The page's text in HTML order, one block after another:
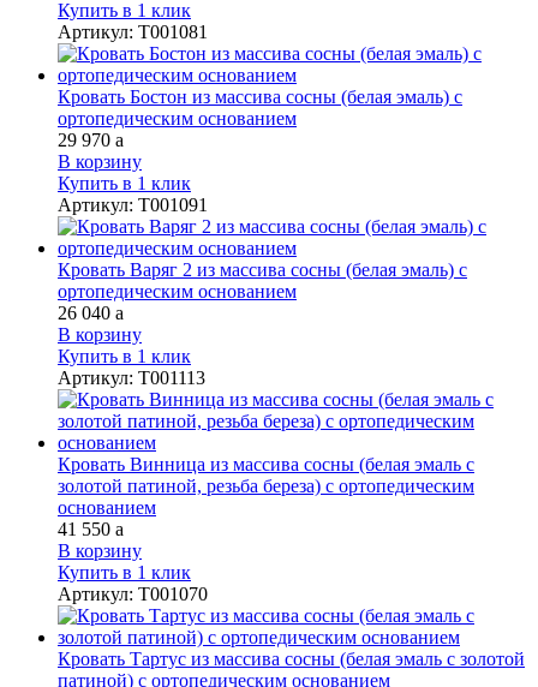
Купить в 1 клик
Артикул: Т001081
Кровать Бостон из массива сосны (белая эмаль) с
ортопедическим основанием
29 970 a
В корзину
Купить в 1 клик
Артикул: Т001091
Кровать Варяг 2 из массива сосны (белая эмаль) с
ортопедическим основанием
26 040 a
В корзину
Купить в 1 клик
Артикул: Т001113
Кровать Винница из массива сосны (белая эмаль с
золотой патиной, резьба береза) с ортопедическим
основанием
41 550 a
В корзину
Купить в 1 клик
Артикул: Т001070
Кровать Тартус из массива сосны (белая эмаль с золотой
патиной) с ортопедическим основанием